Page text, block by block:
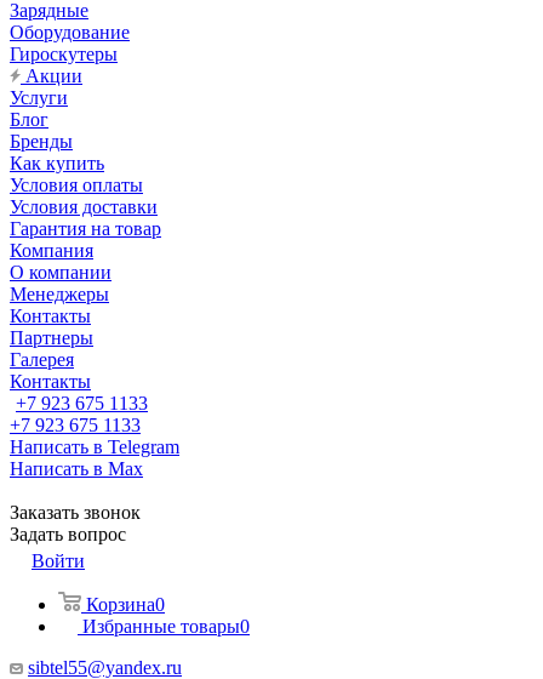
Зарядные
Оборудование
Гироскутеры
Акции
Услуги
Блог
Бренды
Как купить
Условия оплаты
Условия доставки
Гарантия на товар
Компания
О компании
Менеджеры
Контакты
Партнеры
Галерея
Контакты
+7 923 675 1133
+7 923 675 1133
Написать в Telegram
Написать в Max
Заказать звонок
Задать вопрос
Войти
Корзина0
Избранные товары0
sibtel55@yandex.ru